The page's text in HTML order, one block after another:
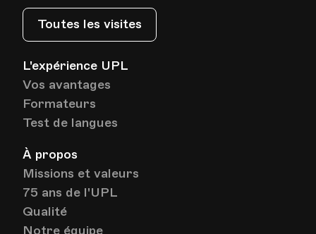
HEP - Haute Ecole Pédagogique - Salle 723
Av. de Cour 33
Date
11.06.2024
Lieu
HEP - Haute Ecole Pédagogique - Salle 723
1005, Lausanne
Av. de Cour 33
Toutes les visites
L'expérience UPL
Vos avantages
Formateurs
Test de langues
À propos
Missions et valeurs
75 ans de l'UPL
Qualité
Notre équipe